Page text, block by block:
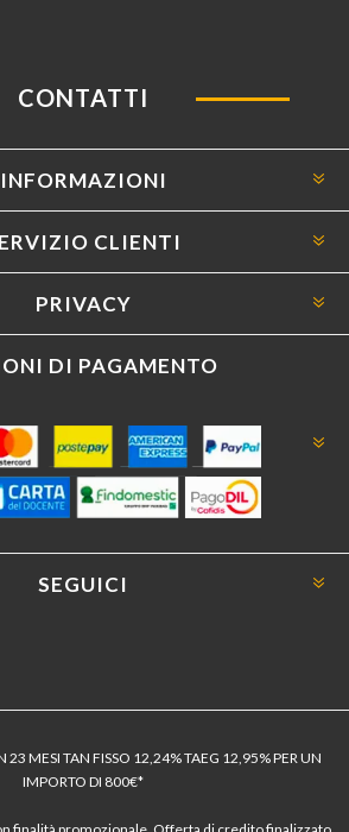
CONTATTI
INFORMAZIONI
CLIENTI
PRIVACY
DI PAGAMENTO
SEGUICI
23 MESI TAN FISSO 12,24% TAEG 12,95% PER UN
IMPORTO DI 800€*